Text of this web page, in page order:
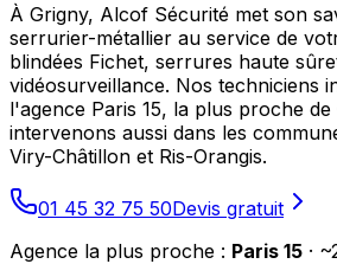
À Grigny, Alcof Sécurité met son
serrurier-métallier au service de
blindées Fichet, serrures haute
vidéosurveillance. Nos techniciens
l'agence Paris 15, la plus proche de
intervenons aussi dans les
Viry-Châtillon et Ris-Orangis.
01 45 32 75 50Devis gratuit
Agence la plus proche : Paris 15 · ~